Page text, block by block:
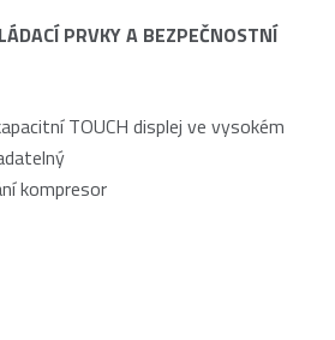
PRVKY A BEZPEČNOSTNÍ
TOUCH displej ve vysokém
kompresor